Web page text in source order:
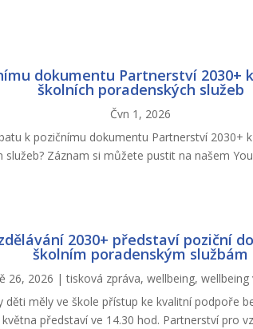
dokumentu Partnerství 2030+
školních poradenských služeb
Čvn 1, 2026
k pozičnímu dokumentu Partnerství 2030+
služeb? Záznam si můžete pustit na našem
2030+ představí poziční
školním poradenským službám
26, 2026 |tisková zpráva, wellbeing, wellbeing
děti měly ve škole přístup ke kvalitní podpoře
května představí ve 14.30 hod. Partnerství pro